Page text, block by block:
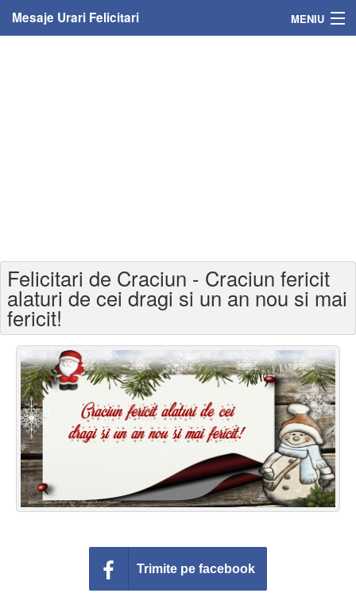
Mesaje Urari Felicitari MENIU
Felicitari varsta
Felicitari zilele anului
Felicitari zile saptamana
Felicitari muzicale
Felicitari muzicale personalizate
Felicitari animate
Invitatii personalizate
Felicitari de Craciun - Craciun fericit
alaturi de cei dragi si un an nou si mai
fericit!
Trimite pe facebook